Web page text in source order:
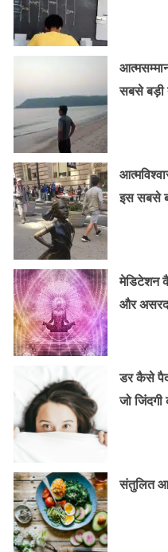
सबसे बड़ी
इस सबसे
मेडिटेशन
और
डर कैसे
जो
संतुलित